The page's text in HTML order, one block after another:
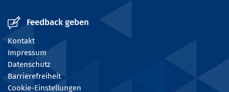
Feedback geben
Kontakt
Impressum
Datenschutz
Barrierefreiheit
Cookie-Einstellungen